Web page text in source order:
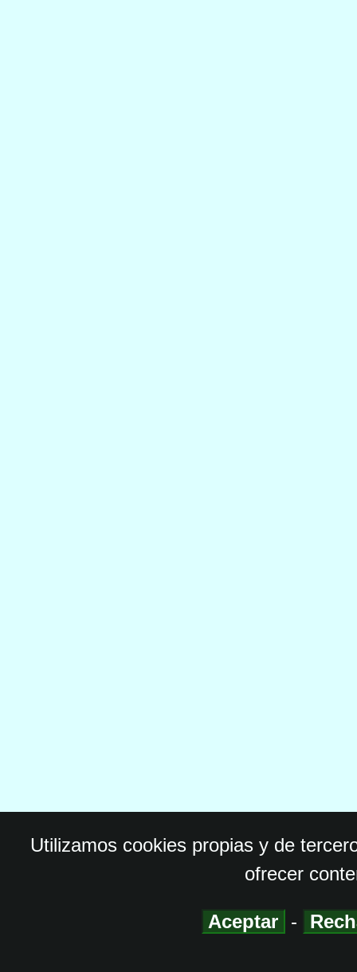
Utilizamos cookies propias y de
ofrecer
Aceptar -